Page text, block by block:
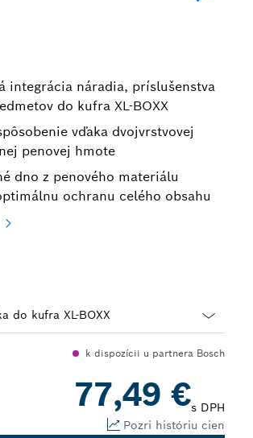
integrácia náradia, príslušenstva
do kufra XL-BOXX
vďaka dvojvrstvovej
penovej hmote
dno z penového materiálu
ochranu celého obsahu
k dispozícii u partnera Bosch
77,49 €s DPH
Pozri históriu cien